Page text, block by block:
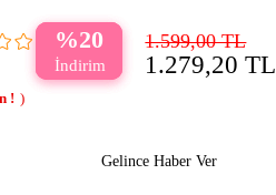
20 1.599,00 TL
1.279,20 TL
Gelince Haber Ver